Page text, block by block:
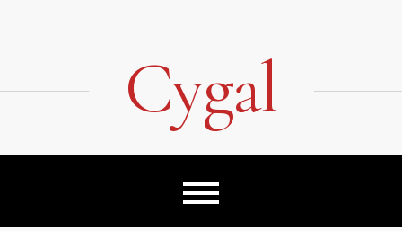
Cygal